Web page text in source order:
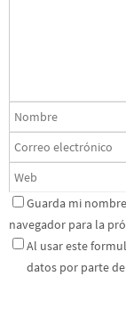
Guarda mi
navegador para la
Al usar este
datos por parte